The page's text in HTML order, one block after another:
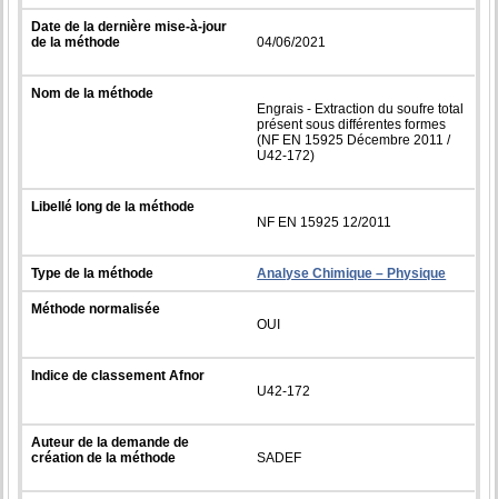
Date de la dernière mise-à-jour
de la méthode
04/06/2021
Nom de la méthode
Engrais - Extraction du soufre total
présent sous différentes formes
(NF EN 15925 Décembre 2011 /
U42-172)
Libellé long de la méthode
NF EN 15925 12/2011
Type de la méthode Analyse Chimique – Physique
Méthode normalisée
OUI
Indice de classement Afnor
U42-172
Auteur de la demande de
création de la méthode
SADEF